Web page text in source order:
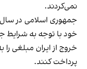
نمی‌کردند.
خود با توجه به شرایط
خروج از ایران مبلغی
پرداخت کنند.